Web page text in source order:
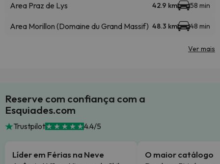
Area Praz de Lys 42.9 km 58 min
Area Morillon (Domaine du Grand Massif) 48.3 km 48 min
Ver mais
Reserve com confiança com a
Esquiades.com
Trustpilot 4.4/5
Líder em Férias na Neve O maior catálogo